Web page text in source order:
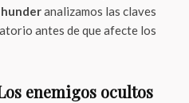
analizamos las claves
antes de que afecte los
enemigos ocultos